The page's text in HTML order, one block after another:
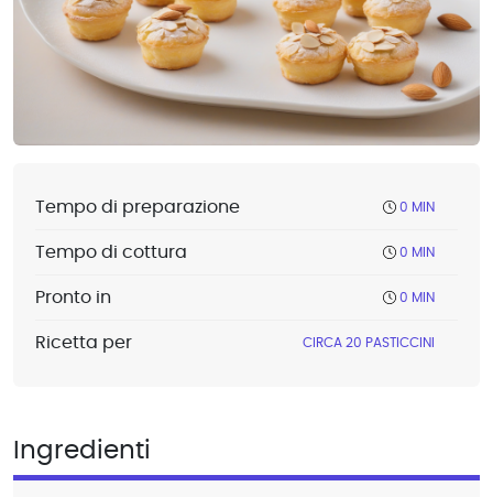
Tempo di preparazione 0 MIN
Tempo di cottura 0 MIN
Pronto in 0 MIN
Ricetta per CIRCA 20 PASTICCINI
Ingredienti